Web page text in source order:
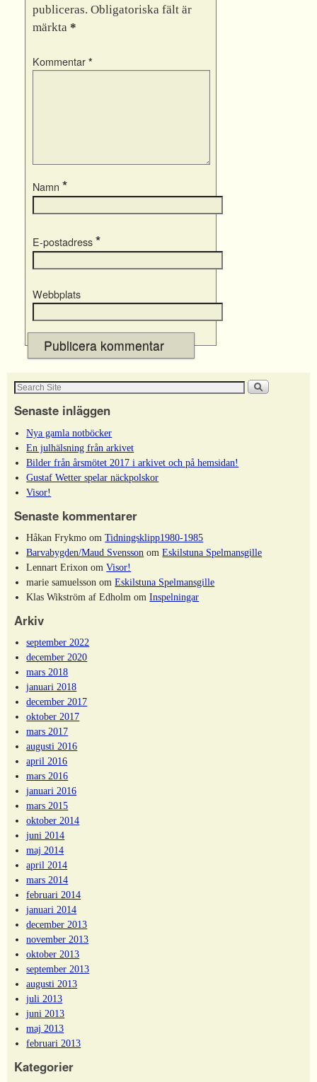
publiceras. Obligatoriska fält är
märkta *
Kommentar *
Namn *
E-postadress *
Webbplats
Senaste inläggen
Nya gamla notböcker
En julhälsning från arkivet
Bilder från årsmötet 2017 i arkivet och på hemsidan!
Gustaf Wetter spelar näckpolskor
Visor!
Senaste kommentarer
Håkan Frykmo omTidningsklipp1980-1985
Barvabygden/Maud Svensson omEskilstuna Spelmansgille
Lennart Erixon omVisor!
marie samuelsson omEskilstuna Spelmansgille
Klas Wikström af Edholm omInspelningar
Arkiv
september 2022
december 2020
mars 2018
januari 2018
december 2017
oktober 2017
mars 2017
augusti 2016
april 2016
mars 2016
januari 2016
mars 2015
oktober 2014
juni 2014
maj 2014
april 2014
mars 2014
februari 2014
januari 2014
december 2013
november 2013
oktober 2013
september 2013
augusti 2013
juli 2013
juni 2013
maj 2013
februari 2013
Kategorier